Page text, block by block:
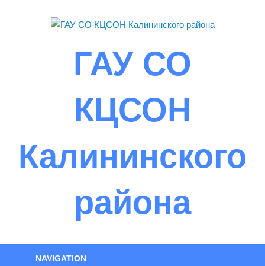
ГАУ СО
КЦСОН
Калининского
района
NAVIGATION